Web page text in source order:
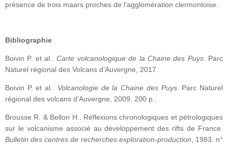
présence de trois maars proches de l’agglomération clermontoise.
Bibliographie
Boivin P. et al..Carte volcanologique de la Chaine des Puys. Parc
Naturel régional des Volcans d’Auvergne, 2017.
Boivin P. et al.. Volcanologie de la Chaine des Puys. Parc Naturel
régional des volcans d’Auvergne, 2009. 200 p..
Brousse R. & Bellon H.. Réflexions chronologiques et pétrologiques
sur le volcanisme associé audéveloppement des rifts de France.
Bulletin des centres de recherches exploration-production , 1983. n°